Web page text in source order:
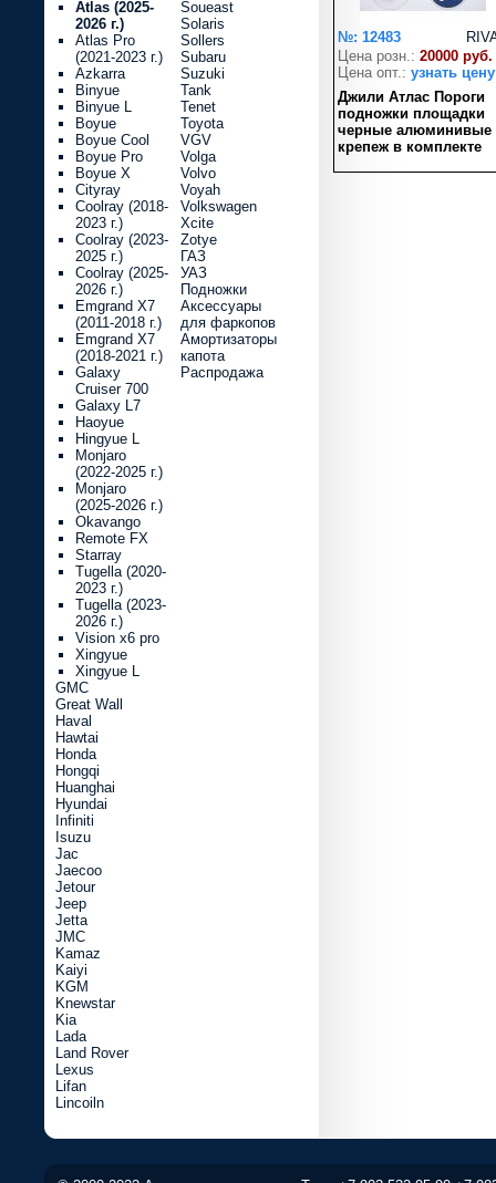
№: 12483
Цена розн.: 20000 руб.
Цена опт.: узнать цену
Джили Атлас Пороги
подножки площадки
черные алюминивые
крепеж в комплекте
Atlas (2025-
2026 г.)
Atlas Pro
(2021-2023 г.)
Azkarra
Binyue
Binyue L
Boyue
Boyue Cool
Boyue Pro
Boyue X
Cityray
Coolray (2018-
2023 г.)
Coolray (2023-
2025 г.)
Coolray (2025-
2026 г.)
Emgrand X7
(2011-2018 г.)
Emgrand X7
(2018-2021 г.)
Galaxy
Cruiser 700
Galaxy L7
Haoyue
Hingyue L
Monjaro
(2022-2025 г.)
Monjaro
(2025-2026 г.)
Okavango
Remote FX
Starray
Tugella (2020-
2023 г.)
Tugella (2023-
2026 г.)
Vision x6 pro
Xingyue
Xingyue L
GMC
Great Wall
Haval
Hawtai
Honda
Hongqi
Huanghai
Hyundai
Infiniti
Isuzu
Jac
Jaecoo
Jetour
Jeep
Jetta
JMC
Kamaz
Kaiyi
KGM
Knewstar
Kia
Lada
Land Rover
Lexus
Lifan
Lincoiln
Soueast
Solaris
Sollers
Subaru
Suzuki
Tank
Tenet
Toyota
VGV
Volga
Volvo
Voyah
Volkswagen
Xcite
Zotye
ГАЗ
УАЗ
Подножки
Аксессуары
для фаркопов
Амортизаторы
капота
Распродажа